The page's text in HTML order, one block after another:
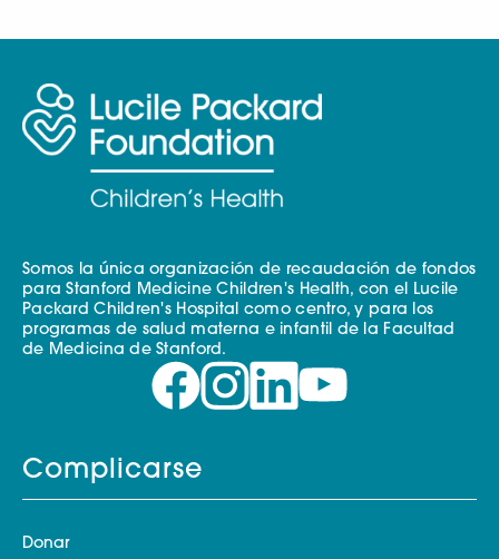
Somos la única organización de recaudación de fondos
para Stanford Medicine Children's Health, con el Lucile
Packard Children's Hospital como centro, y para los
programas de salud materna e infantil de la Facultad
de Medicina de Stanford.
Complicarse
Donar